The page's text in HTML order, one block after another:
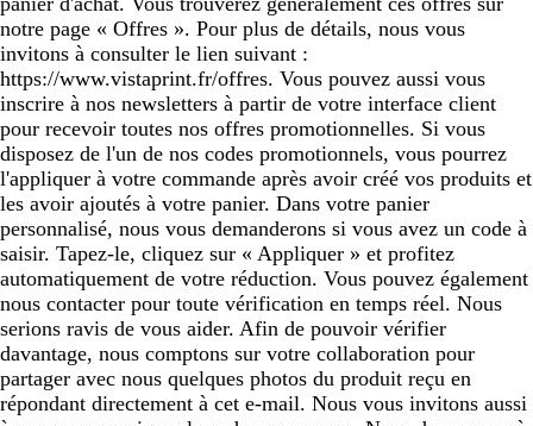
notre page « Offres ». Pour plus de détails, nous vous
invitons à consulter le lien suivant :
https://www.vistaprint.fr/offres. Vous pouvez aussi vous
inscrire à nos newsletters à partir de votre interface client
pour recevoir toutes nos offres promotionnelles. Si vous
disposez de l'un de nos codes promotionnels, vous pourrez
l'appliquer à votre commande après avoir créé vos produits et
les avoir ajoutés à votre panier. Dans votre panier
personnalisé, nous vous demanderons si vous avez un code à
saisir. Tapez-le, cliquez sur « Appliquer » et profitez
automatiquement de votre réduction. Vous pouvez également
nous contacter pour toute vérification en temps réel. Nous
serions ravis de vous aider. Afin de pouvoir vérifier
davantage, nous comptons sur votre collaboration pour
partager avec nous quelques photos du produit reçu en
répondant directement à cet e-mail. Nous vous invitons aussi